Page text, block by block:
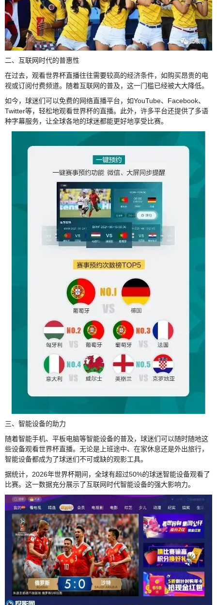
二、互联网时代的普惠性
在过去，观看世界杯直播往往需要较高的经济条件，如购买昂贵的电
视或订阅付费频道。随着互联网的普及，这一门槛已经被大大降低。
如今，球迷们可以免费的网络直播平台，如YouTube、Facebook、
Twitter等，轻松地观看世界杯的直播。此外，许多平台还提供了多语
种字幕服务，让全球各地的球迷都能更好地享受比赛。
三、智能设备的助力
随着智能手机、平板电脑等智能设备的普及，球迷们可以随时随地这
些设备观看世界杯直播。无论是上班途中、在家休息还是外出旅行，
智能设备都成为了球迷们不可或缺的观影工具。
据统计，2026年世界杯期间，全球有超过50%的球迷智能设备观看了
比赛。这一数据充分展示了互联网时代智能设备的强大影响力。